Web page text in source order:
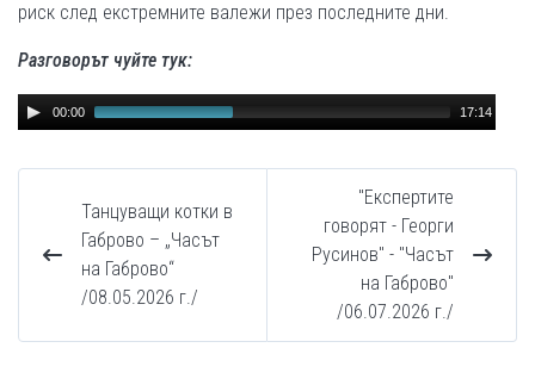
риск след екстремните валежи през последните дни.
Разговорът чуйте тук:
Audio
Player
00:00 17:14
Танцуващи котки в
Габрово – „Часът
на Габрово“
/08.05.2026 г./
"Експертите
говорят - Георги
Русинов" - "Часът
на Габрово"
/06.07.2026 г./